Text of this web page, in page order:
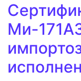
Ми-